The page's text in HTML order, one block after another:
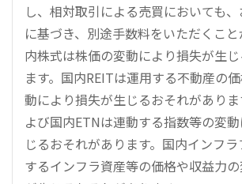
し、相対取引による売買においても
に基づき、別途手数料をいただくこ
内株式は株価の変動により損失が生
ます。国内REITは運用する不動産の
動により損失が生じるおそれがあり
よび国内ETNは連動する指数等の変
じるおそれがあります。国内インフ
するインフラ資産等の価格や収益力